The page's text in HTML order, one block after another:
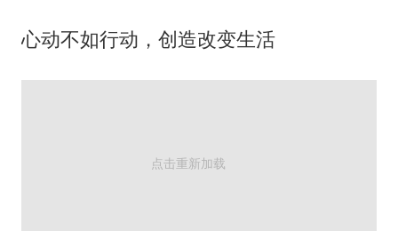
心动不如行动，创造改变生活